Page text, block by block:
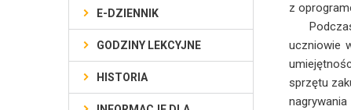
z
Podczas
uczniowie
sprzętu
E-DZIENNIK
GODZINY LEKCYJNE
HISTORIA